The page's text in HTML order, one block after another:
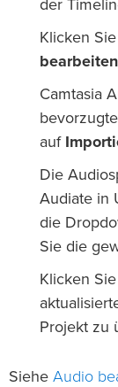
der
Klicken
bearbeiten
Camtasia
auf
Die
Audiate in
die
Sie die
Klicken
Projekt zu
Siehe Audio